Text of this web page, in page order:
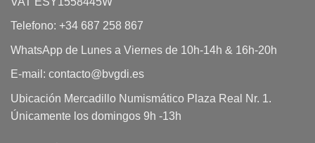
Telefono: +34 687 258 867
WhatsApp de Lunes a Viernes de 10h-14h & 16h-20h
E-mail: contacto@bvgdi.es
Ubicación Mercadillo Numismático Plaza Real Nr. 1.
Únicamente los domingos 9h -13h